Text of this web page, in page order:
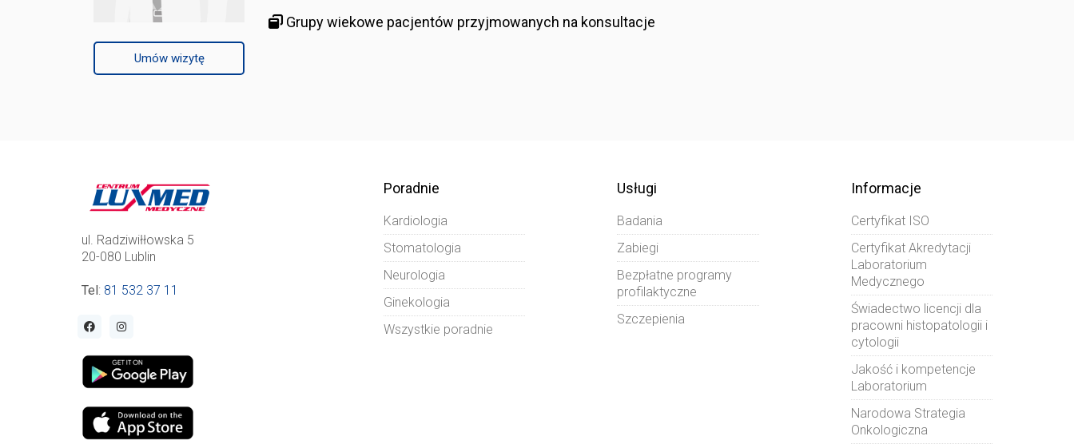
Umów wizytę
Grupy wiekowe pacjentów przyjmowanych na konsultacje
ul. Radziwiłłowska 5
20-080 Lublin
Tel: 81 532 37 11
Poradnie
Kardiologia
Stomatologia
Neurologia
Ginekologia
Wszystkie poradnie
Usługi
Badania
Zabiegi
Bezpłatne programy
profilaktyczne
Szczepienia
Informacje
Certyfikat ISO
Certyfikat Akredytacji
Laboratorium
Medycznego
Świadectwo licencji dla
pracowni histopatologii i
cytologii
Jakość i kompetencje
Laboratorium
Narodowa Strategia
Onkologiczna